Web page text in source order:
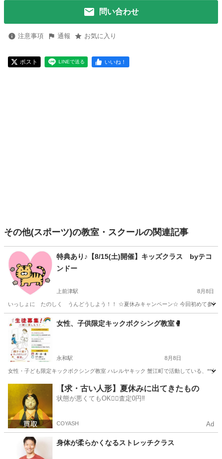
問い合わせ
注意事項 通報 お気に入り
ポスト LINEで送る いいね！
その他(スポーツ)の教室・スクールの関連記事
特典あり♪【8/15(土)開催】キッズクラス byテコ
ンドー
上前津駅 8月8日
いっしょに たのしく うんどうしよう！！ ☆夏休みキャンペーン☆ 今回初めて参加さ
愛知 名古屋市 上前津駅 スポーツ テコンドー
女性、子供限定キックボクシング教室🥊
永和駅 8月8日
女性・子ども限定キックボクシング教室 ハレルヤキック 蟹江町で活動している、**
永和駅 空手/他格闘技 キックボクシング
【求・古い人形】夏休みに出てきたもの
状態が悪くてもOK🙆‍♀️査定0円‼️
COYASH Ad
身体が柔らかくなるストレッチクラス